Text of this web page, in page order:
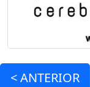
<ANTERIOR